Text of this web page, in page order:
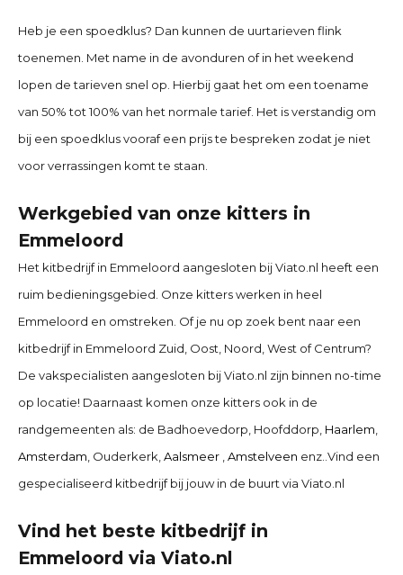
Heb je een spoedklus? Dan kunnen de uurtarieven flink
toenemen. Met name in de avonduren of in het weekend
lopen de tarieven snel op. Hierbij gaat het om een toename
van 50% tot 100% van het normale tarief. Het is verstandig om
bij een spoedklus vooraf een prijs te bespreken zodat je niet
voor verrassingen komt te staan.
Werkgebied van onze kitters in
Emmeloord
Het kitbedrijf in Emmeloord aangesloten bij Viato.nl heeft een
ruim bedieningsgebied. Onze kitters werken in heel
Emmeloord en omstreken. Of je nu op zoek bent naar een
kitbedrijf in Emmeloord Zuid, Oost, Noord, West of Centrum?
De vakspecialisten aangesloten bij Viato.nl zijn binnen no-time
op locatie! Daarnaast komen onze kitters ook in de
randgemeenten als: de Badhoevedorp, Hoofddorp, Haarlem
Amsterdam , Ouderkerk, Aalsmeer Amstelveen enz.. Vind een
gespecialiseerd kitbedrijf bij jouw in de buurt via Viato.nl
Vind het beste kitbedrijf in
Emmeloord via Viato.nl